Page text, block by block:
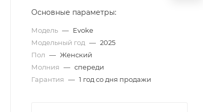
Основные параметры:
Модель — Evoke
Модельный год — 2025
Пол — Женский
Молния — спереди
Гарантия — 1 год со дня продажи